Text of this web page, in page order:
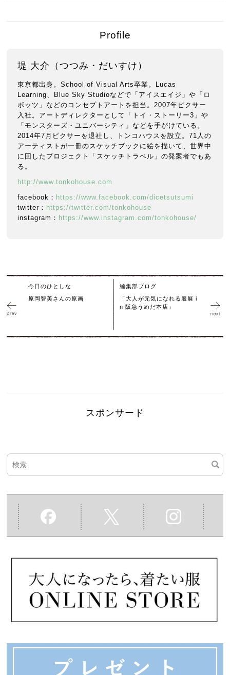
Profile
堤 大介（つつみ・だいすけ）
東京都出身。School of Visual Arts卒業。Lucas
Learning、Blue Sky Studioなどで「アイスエイジ」や「ロ
ボッツ」などのコンセプトアートを担当。2007年ピクサー
入社。アートディレクターとして「トイ・ストーリー3」や
「モンスターズ・ユニバーシティ」などを手がけている。
2014年7月ピクサーを退社し、トンコハウスを設立。71人の
アーティストが一冊のスケッチブックに絵を描いて、世界中
に回したプロジェクト「スケッチトラベル」の発案者でもあ
る。
http://www.tonkohouse.com
facebook： https://www.facebook.com/dicetsutsumi
twitter： https://twitter.com/tonkohouse
instagram： https://www.instagram.com/tonkohouse/
今日のひとしな
原岡智美さんの原画
編集部ブログ
「大人が元気になれる服展 i
n 阪急うめだ本店」
スポンサード